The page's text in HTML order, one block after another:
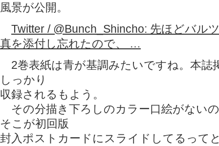
風景が公開。
Twitter / @Bunch_Shincho: 先ほどバル
真を添付し忘れたので、 …
2巻表紙は青が基調みたいですね。本誌
しっかり
収録されるもよう。
その分描き下ろしのカラー口絵がない
そこが初回版
封入ポストカードにスライドしてるって